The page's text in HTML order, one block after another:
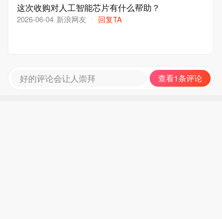
这次收购对人工智能芯片有什么帮助？
2026-06-04 新浪网友 回复TA
好的评论会让人崇拜 查看1条评论